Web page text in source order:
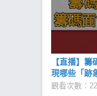
【直播】
現哪些「跡
觀看次數：